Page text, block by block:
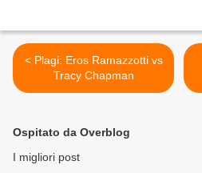
< Plagi: Eros Ramazzotti vs
Tracy Chapman
Ospitato da Overblog
I migliori post